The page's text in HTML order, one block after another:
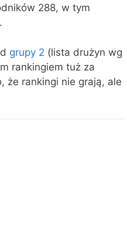
288, w tym
grupy 2 (lista drużyn wg
rankingiem tuż za
że rankingi nie grają, ale